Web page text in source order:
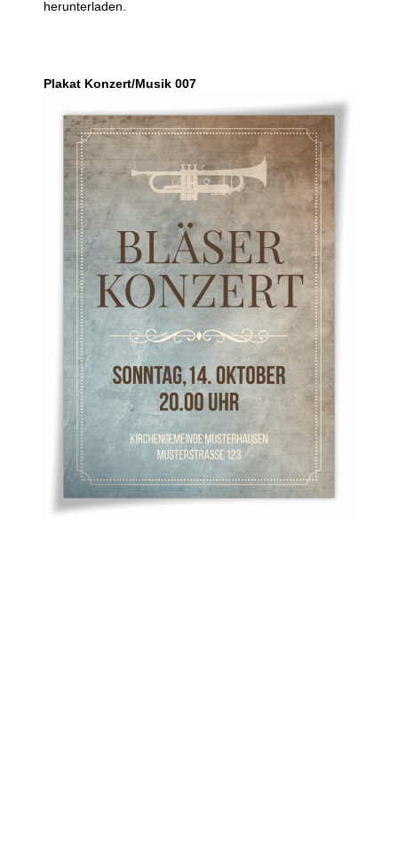
herunterladen.
Plakat Konzert/Musik 007